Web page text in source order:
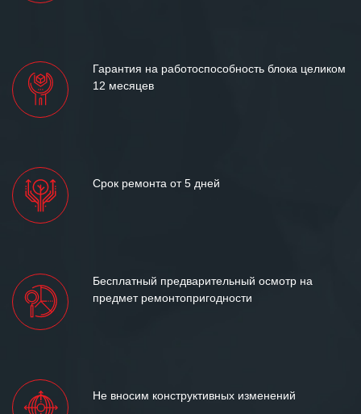
Гарантия на работоспособность блока целиком
12 месяцев
Срок ремонта от 5 дней
Бесплатный предварительный осмотр на
предмет ремонтопригодности
Не вносим конструктивных изменений